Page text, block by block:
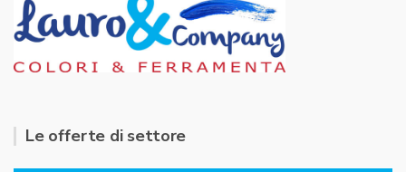
Le offerte di settore